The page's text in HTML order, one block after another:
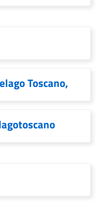
Toscano,